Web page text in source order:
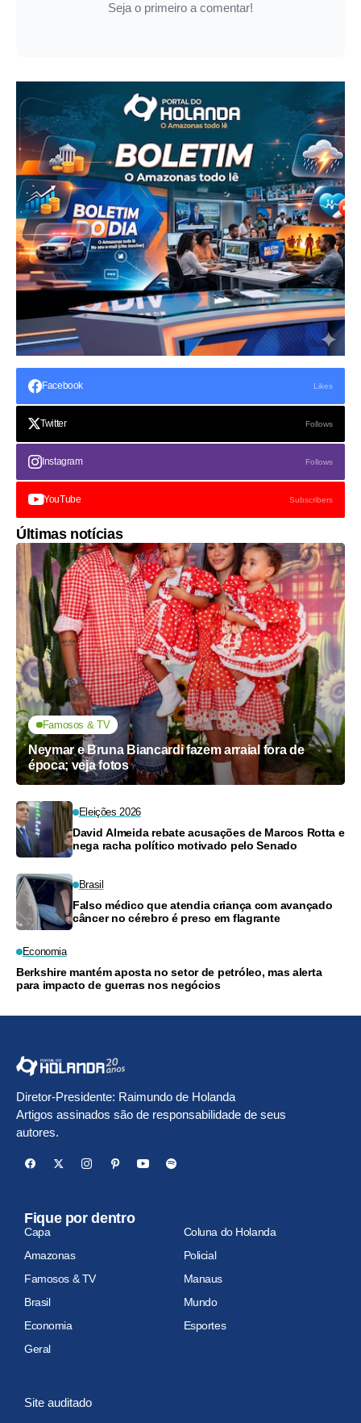
Seja o primeiro a comentar!
Facebook Likes
Twitter Follows
Instagram Follows
YouTube Subscribers
Últimas notícias
Famosos & TV
Neymar e Bruna Biancardi fazem arraial fora de
época; veja fotos
Eleições 2026
David Almeida rebate acusações de Marcos Rotta e
nega racha político motivado pelo Senado
Brasil
Falso médico que atendia criança com avançado
câncer no cérebro é preso em flagrante
Economia
Berkshire mantém aposta no setor de petróleo, mas alerta
para impacto de guerras nos negócios
Diretor-Presidente: Raimundo de Holanda
Artigos assinados são de responsabilidade de seus
autores.
Fique por dentro
Capa
Coluna do Holanda
Amazonas
Policial
Famosos & TV
Manaus
Brasil
Mundo
Economia
Esportes
Geral
Site auditado